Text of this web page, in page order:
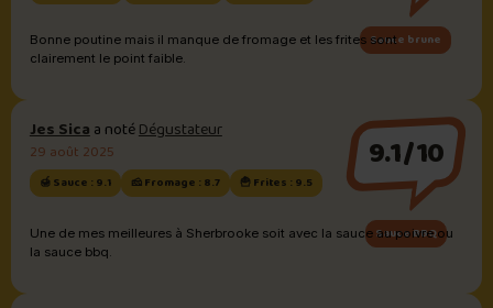
Sauce brune
Bonne poutine mais il manque de fromage et les frites sont
clairement le point faible.
Jes Sicaa notéDégustateur
29 août 2025
🍯 Sauce : 9.1 🧀 Fromage : 8.7 🍟 Frites : 9.5
9.1/10
Sauce BBQ
Une de mes meilleures à Sherbrooke soit avec la sauce au poivre ou
la sauce bbq.